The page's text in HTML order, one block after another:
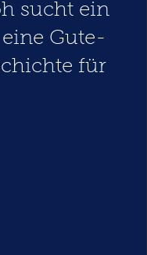
sucht ein
Gute-
für